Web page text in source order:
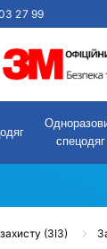
27 99
спецодяг
(ЗІЗ)